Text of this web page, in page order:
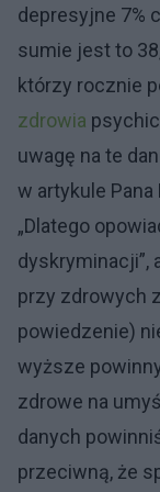
depresyjne 7%
sumie jest to
którzy rocznie
zdrowia
uwagę na te
w artykule
„Dlatego
dyskryminacji”,
przy zdrowych
powiedzenie)
wyższe
zdrowe na
danych
przeciwną, że